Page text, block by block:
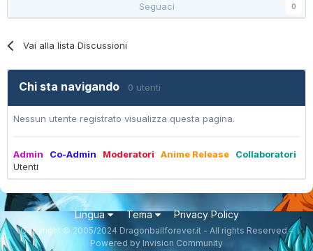
Seguaci
0
Vai alla lista Discussioni
Chi sta navigando 0 utenti
Nessun utente registrato visualizza questa pagina.
Admin Co-Admin Moderatori Anime Release
Collaboratori
Utenti
Lingua Tema Privacy Policy
Copyright © 2005/2024 Dragonballforever.it - All rights Reserved -
Powered by Invision Community